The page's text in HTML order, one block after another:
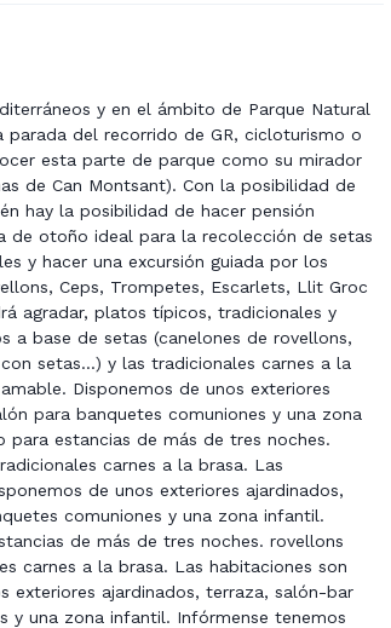
y en el ámbito de Parque Natural
parada del recorrido de GR, cicloturismo o
esta parte de parque como su mirador
de Can Montsant). Con la posibilidad de
hay la posibilidad de hacer pensión
de otoño ideal para la recolección de setas
y hacer una excursión guiada por los
Ceps, Trompetes, Escarlets, Llit Groc
agradar, platos típicos, tradicionales y
a base de setas (canelones de rovellons,
setas...) y las tradicionales carnes a la
Disponemos de unos exteriores
para banquetes comuniones y una zona
estancias de más de tres noches.
carnes a la brasa. Las
de unos exteriores ajardinados,
comuniones y una zona infantil.
de más de tres noches. rovellons
carnes a la brasa. Las habitaciones son
exteriores ajardinados, terraza, salón-bar
y una zona infantil. Infórmense tenemos